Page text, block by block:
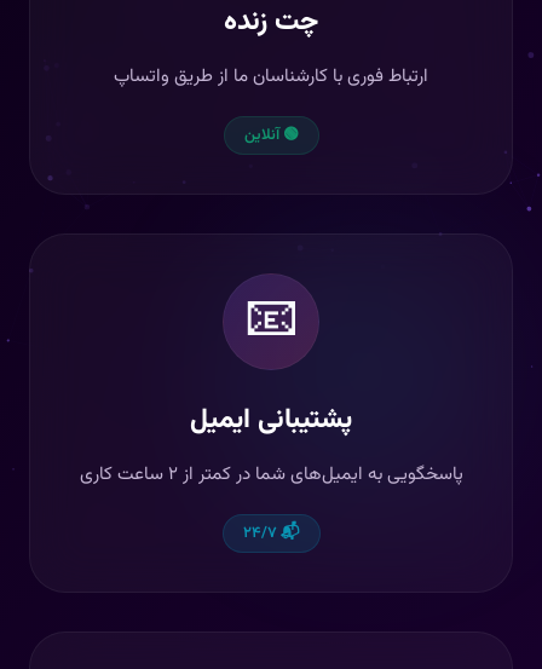
چت زنده
ارتباط فوری با کارشناسان ما از طریق واتساپ
🟢 آنلاین
📧
پشتیبانی ایمیل
پاسخگویی به ایمیل‌های شما در کمتر از ۲ ساعت کاری
📬 ۲۴/۷